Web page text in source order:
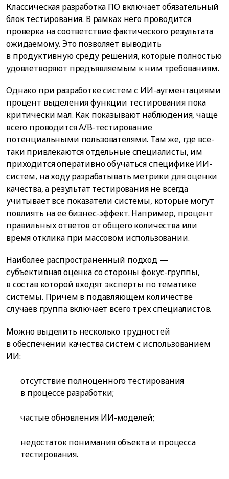
Классическая разработка ПО включает обязательный
блок тестирования. В рамках него проводится
проверка на соответствие фактического результата
ожидаемому. Это позволяет выводить
в продуктивную среду решения, которые полностью
удовлетворяют предъявляемым к ним требованиям.
Однако при разработке систем с ИИ-аугментациями
процент выделения функции тестирования пока
критически мал. Как показывают наблюдения, чаще
всего проводится A/B-тестирование
потенциальными пользователями. Там же, где все-
таки привлекаются отдельные специалисты, им
приходится оперативно обучаться специфике ИИ-
систем, на ходу разрабатывать метрики для оценки
качества, а результат тестирования не всегда
учитывает все показатели системы, которые могут
повлиять на ее бизнес-эффект. Например, процент
правильных ответов от общего количества или
время отклика при массовом использовании.
Наиболее распространенный подход —
субъективная оценка со стороны фокус-группы,
в состав которой входят эксперты по тематике
системы. Причем в подавляющем количестве
случаев группа включает всего трех специалистов.
Можно выделить несколько трудностей
в обеспечении качества систем с использованием
ИИ:
отсутствие полноценного тестирования
в процессе разработки;
частые обновления ИИ-моделей;
недостаток понимания объекта и процесса
тестирования.